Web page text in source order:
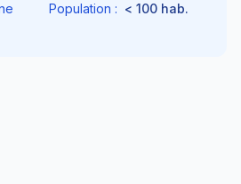
Population : < 100 hab.